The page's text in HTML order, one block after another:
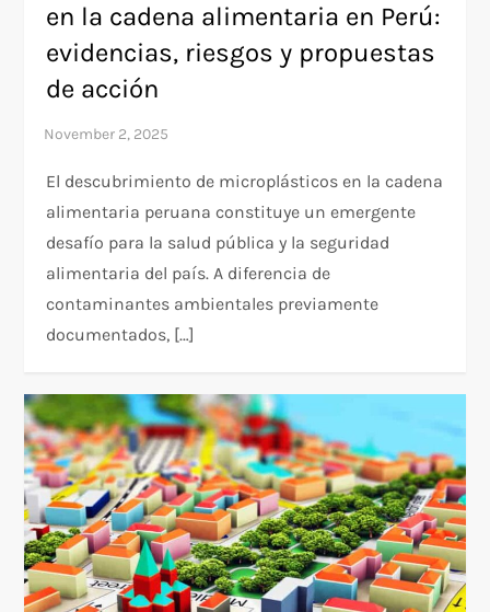
en la cadena alimentaria en Perú:
evidencias, riesgos y propuestas
de acción
El descubrimiento de microplásticos en la cadena
alimentaria peruana constituye un emergente
desafío para la salud pública y la seguridad
alimentaria del país. A diferencia de
contaminantes ambientales previamente
documentados, […]